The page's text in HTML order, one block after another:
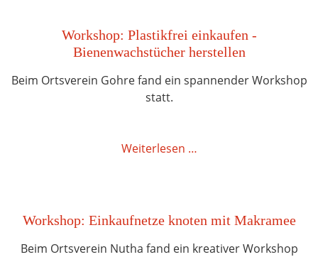
Workshop: Plastikfrei einkaufen -
Bienenwachstücher herstellen
Beim Ortsverein Gohre fand ein spannender Workshop
statt.
Weiterlesen …
Workshop: Einkaufnetze knoten mit Makramee
Beim Ortsverein Nutha fand ein kreativer Workshop